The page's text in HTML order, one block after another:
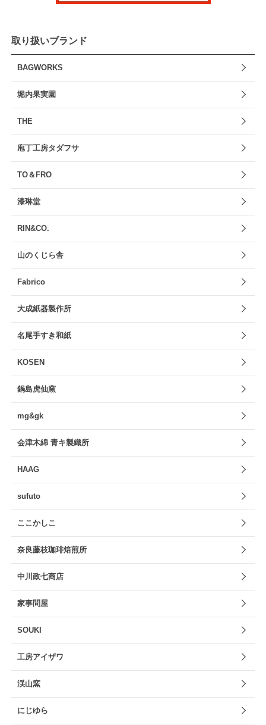
取り扱いブランド
BAGWORKS
堀内果実園
THE
庖丁工房タダフサ
TO＆FRO
漆琳堂
RIN&CO.
山のくじら舎
Fabrico
大成紙器製作所
名尾手すき和紙
KOSEN
鍋島虎仙窯
mg&gk
会津木綿 青キ製織所
HAAG
sufuto
ここかしこ
奈良藤枝珈琲焙煎所
中川政七商店
家事問屋
SOUKI
工房アイザワ
渓山窯
にじゆら